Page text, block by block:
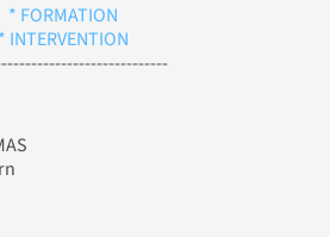
* FORMATION
* INTERVENTION